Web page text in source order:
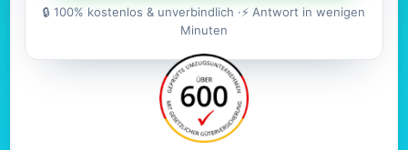
🔒 100% kostenlos & unverbindlich ·⚡ Antwort in wenigen
Minuten